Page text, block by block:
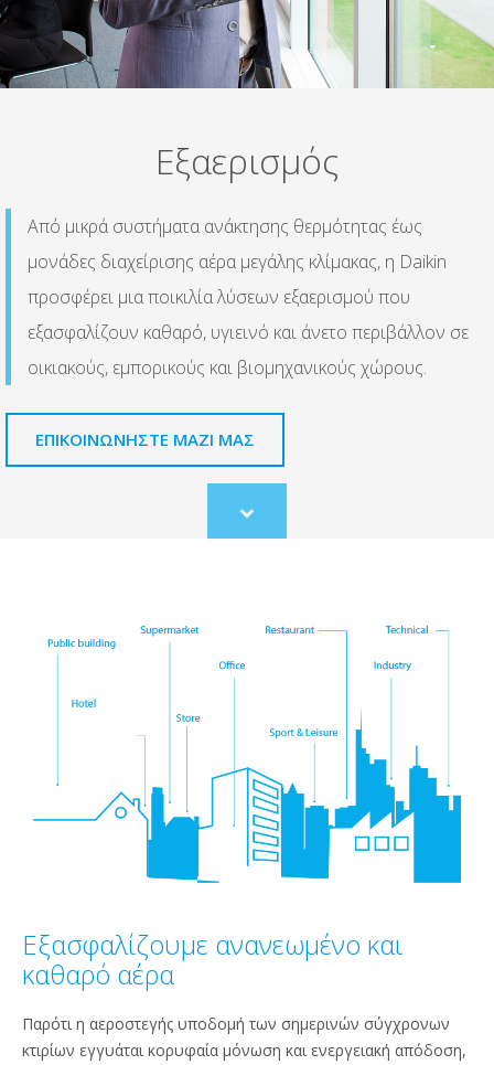
Εξαερισμός
Από μικρά συστήματα ανάκτησης θερμότητας έως
μονάδες διαχείρισης αέρα μεγάλης κλίμακας, η Daikin
προσφέρει μια ποικιλία λύσεων εξαερισμού που
εξασφαλίζουν καθαρό, υγιεινό και άνετο περιβάλλον σε
οικιακούς, εμπορικούς και βιομηχανικούς χώρους.
ΕΠΙΚΟΙΝΩΝΗΣΤΕ ΜΑΖΙ ΜΑΣ
Scroll
to
Εξασφαλίζουμε ανανεωμένο και
καθαρό αέρα
Παρότι η αεροστεγής υποδομή των σημερινών σύγχρονων
κτιρίων εγγυάται κορυφαία μόνωση και ενεργειακή απόδοση,